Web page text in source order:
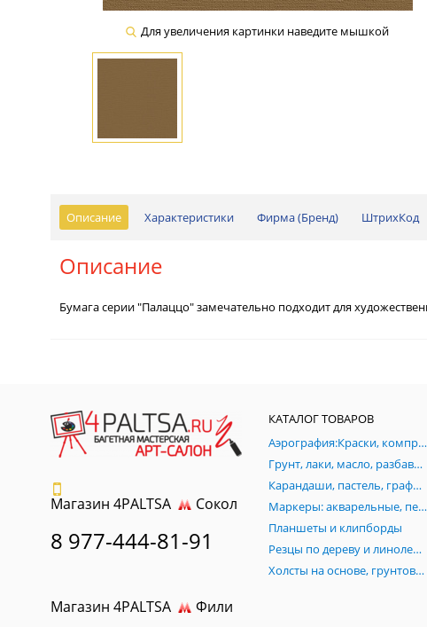
Для увеличения картинки наведите мышкой
Описание Характеристики Фирма (Бренд) ШтрихКод
Описание
Бумага серии "Палаццо" замечательно подходит для
Магазин 4PALTSA Сокол
8 977-444-81-91
Магазин 4PALTSA Фили
КАТАЛОГ ТОВАРОВ
Аэрография:Краски, компрессоры, аэрогрофы, комплектующие.
Грунт, лаки, масло, разбавители, пасты, вспомагательные средства для живописи
Карандаши, пастель, графика, растушевки, черчение, изографы, лайнеры, рапидографы, роллеры
Маркеры: акварельные, перманентные, Promarker, нитро-основе, каллиграфические, текстовыделители
Планшеты и клипборды
Резцы по дереву и линолеуму, стеки
Холсты на основе, грунтованный картон, холст на подрамниках, инструменты